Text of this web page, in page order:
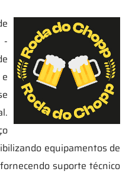
-
equipamentos de
suporte técnico